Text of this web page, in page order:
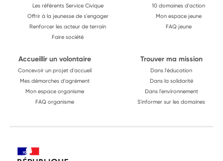
Les référents Service Civique
Offrir à la jeunesse de s'engager
Renforcer les acteur de terrain
Faire société
10 domaines d'action
Mon espace jeune
FAQ jeune
Accueillir un volontaire
Concevoir un projet d'accueil
Mes démarches d'agrément
Mon espace organisme
FAQ organisme
Trouver ma mission
Dans l'éducation
Dans la solidarité
Dans l'environnement
S'informer sur les domaines